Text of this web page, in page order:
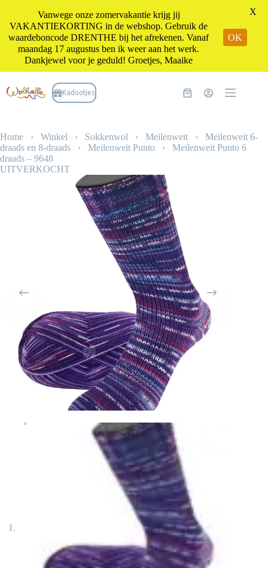
naar
de
Kadootjes Winkelwagen
Home › Winkel › Sokkenwol › Meilenweit › Meilenweit 6-
draads en 8-draads › Meilenweit Punto › Meilenweit Punto 6
draads – 9648
UITVERKOCHT
Vanwege onze zomervakantie krijg jij
VAKANTIEKORTING in de webshop. Gebruik de
waardeboncode DRENTHE bij het afrekenen. Vanaf
maandag 17 augustus ben ik weer aan het werk.
Dankjewel voor je geduld! Groetjes, Maaike
OK
X